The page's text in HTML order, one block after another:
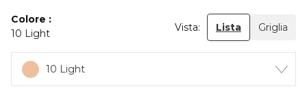
Colore
10 Light
Vista: Lista Griglia
10 Light